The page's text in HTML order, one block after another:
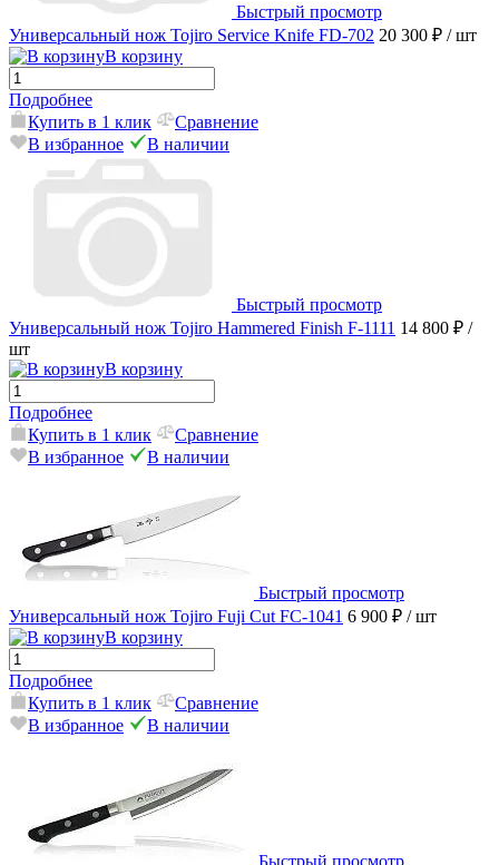
Быстрый просмотр
Универсальный нож Tojiro Service Knife FD-702 20 300 ₽ / шт
В корзину
Подробнее
Купить в 1 клик
Сравнение
В избранное
В наличии
Быстрый просмотр
Универсальный нож Tojiro Hammered Finish F-1111 14 800 ₽ /
шт
В корзину
Подробнее
Купить в 1 клик
Сравнение
В избранное
В наличии
Быстрый просмотр
Универсальный нож Tojiro Fuji Cut FC-1041 6 900 ₽ / шт
В корзину
Подробнее
Купить в 1 клик
Сравнение
В избранное
В наличии